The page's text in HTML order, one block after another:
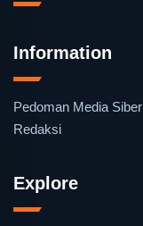
Information
Pedoman Media Siber
Redaksi
Explore